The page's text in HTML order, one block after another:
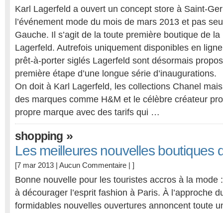
Karl Lagerfeld a ouvert un concept store à Saint-
l’événement mode du mois de mars 2013 et pas
Gauche. Il s’agit de la toute première boutique de
Lagerfeld. Autrefois uniquement disponibles en
prêt-à-porter siglés Lagerfeld sont désormais
première étape d’une longue série d’inaugurations.
On doit à Karl Lagerfeld, les collections Chanel
des marques comme H&M et le célèbre créateur
propre marque avec des tarifs qui …
shopping »
Les meilleures nouvelles boutiques
[7 mar 2013 | Aucun Commentaire | ]
Bonne nouvelle pour les touristes accros à la mode :
à décourager l’esprit fashion à Paris. À l’approche
formidables nouvelles ouvertures annoncent toute